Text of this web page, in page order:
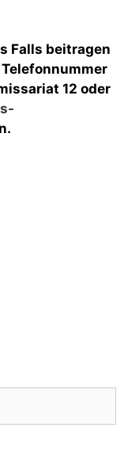
Falls beitragen
12 oder